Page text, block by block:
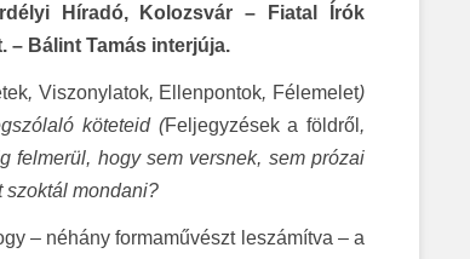
Híradó, Kolozsvár – Fiatal Írók
– Bálint Tamás interjúja.
, Viszonylatok, Ellenpontok, Félemelet)
köteteid (Feljegyzések a földről ,
felmerül, hogy sem versnek, sem prózai
szoktál mondani?
– néhány formaművészt leszámítva – a